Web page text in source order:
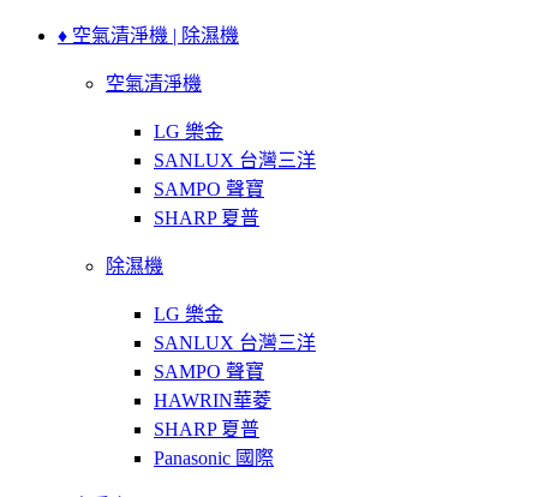
♦ 空氣清淨機 | 除濕機
空氣清淨機
LG 樂金
SANLUX 台灣三洋
SAMPO 聲寶
SHARP 夏普
除濕機
LG 樂金
SANLUX 台灣三洋
SAMPO 聲寶
HAWRIN華菱
SHARP 夏普
Panasonic 國際